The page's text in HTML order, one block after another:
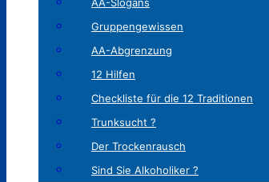
Gruppengewissen
AA-Abgrenzung
12 Hilfen
Checkliste für die 12 Traditionen
Trunksucht ?
Der Trockenrausch
Sind Sie Alkoholiker ?